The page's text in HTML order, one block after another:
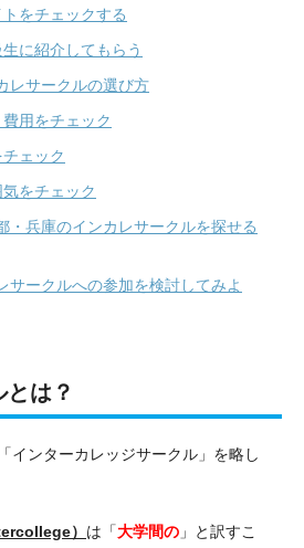
をチェックする
に紹介してもらう
レサークルの選び方
用をチェック
ェック
をチェック
・兵庫のインカレサークルを探せる
サークルへの参加を検討してみよ
は？
インターカレッジサークル」を略し
） は「大学間の 」と訳すこ